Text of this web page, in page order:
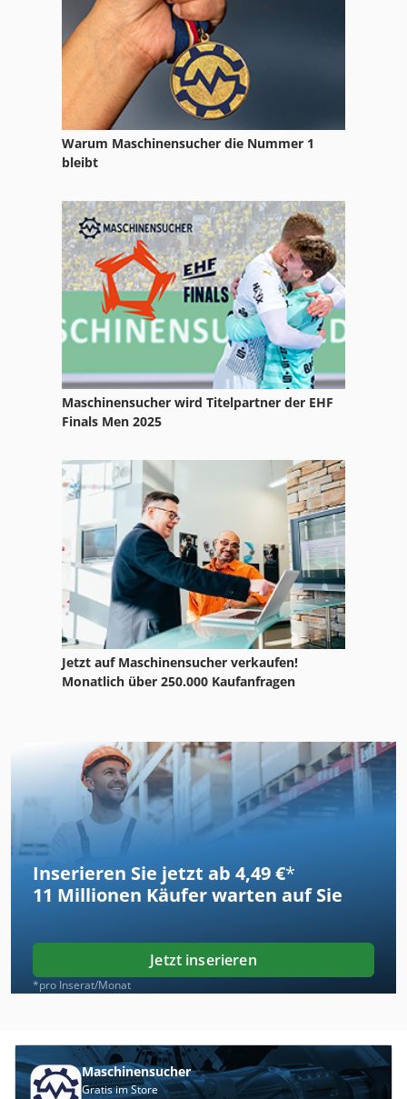
Warum Maschinensucher die Nummer 1
bleibt
Maschinensucher wird Titelpartner der EHF
Finals Men 2025
Jetzt auf Maschinensucher verkaufen!
Monatlich über 250.000 Kaufanfragen
Inserieren Sie jetzt ab 4,49 €*
11 Millionen Käufer warten auf Sie
Jetzt inserieren
*pro Inserat/Monat
Maschinensucher
Gratis im Store